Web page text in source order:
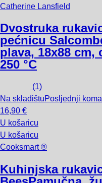
Catherine Lansfield
Dvostruka
pećnicu
plava, 18x88
250 °C
(1)
Na skladištuPosljednji
16,90 €
U košaricu
U košaricu
Cooksmart ®
Kuhinjska